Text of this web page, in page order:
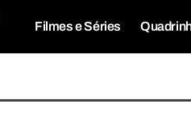
Filmes e Séries